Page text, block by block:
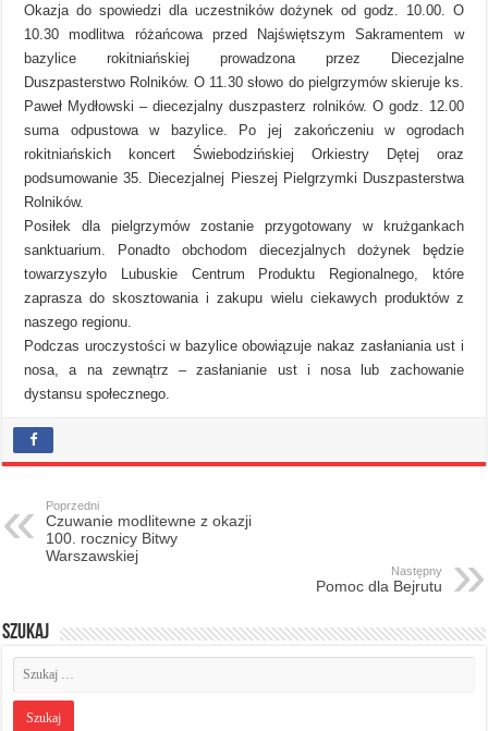
Okazja do spowiedzi dla uczestników dożynek od godz. 10.00. O
10.30 modlitwa różańcowa przed Najświętszym Sakramentem w
bazylice rokitniańskiej prowadzona przez Diecezjalne
Duszpasterstwo Rolników. O 11.30 słowo do pielgrzymów skieruje ks.
Paweł Mydłowski – diecezjalny duszpasterz rolników. O godz. 12.00
suma odpustowa w bazylice. Po jej zakończeniu w ogrodach
rokitniańskich koncert Świebodzińskiej Orkiestry Dętej oraz
podsumowanie 35. Diecezjalnej Pieszej Pielgrzymki Duszpasterstwa
Rolników.
Posiłek dla pielgrzymów zostanie przygotowany w krużgankach
sanktuarium. Ponadto obchodom diecezjalnych dożynek będzie
towarzyszyło Lubuskie Centrum Produktu Regionalnego, które
zaprasza do skosztowania i zakupu wielu ciekawych produktów z
naszego regionu.
Podczas uroczystości w bazylice obowiązuje nakaz zasłaniania ust i
nosa, a na zewnątrz – zasłanianie ust i nosa lub zachowanie
dystansu społecznego.
Poprzedni
Czuwanie modlitewne z okazji
100. rocznicy Bitwy
Warszawskiej
Następny
Pomoc dla Bejrutu
Szukaj